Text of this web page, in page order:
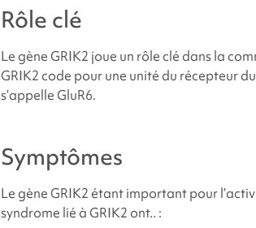
du syndrome lié à GRIK2
Combien de personnes sont atteintes du
Comment traite-t-on le
Troubles du comportement et du
Rôle clé
Le gène GRIK2 joue un rôle clé dans la
GRIK2 code pour une unité du récepteur
s’appelle GluR6.
Symptômes
Le gène GRIK2 étant important pour
syndrome lié à GRIK2 ont.. :